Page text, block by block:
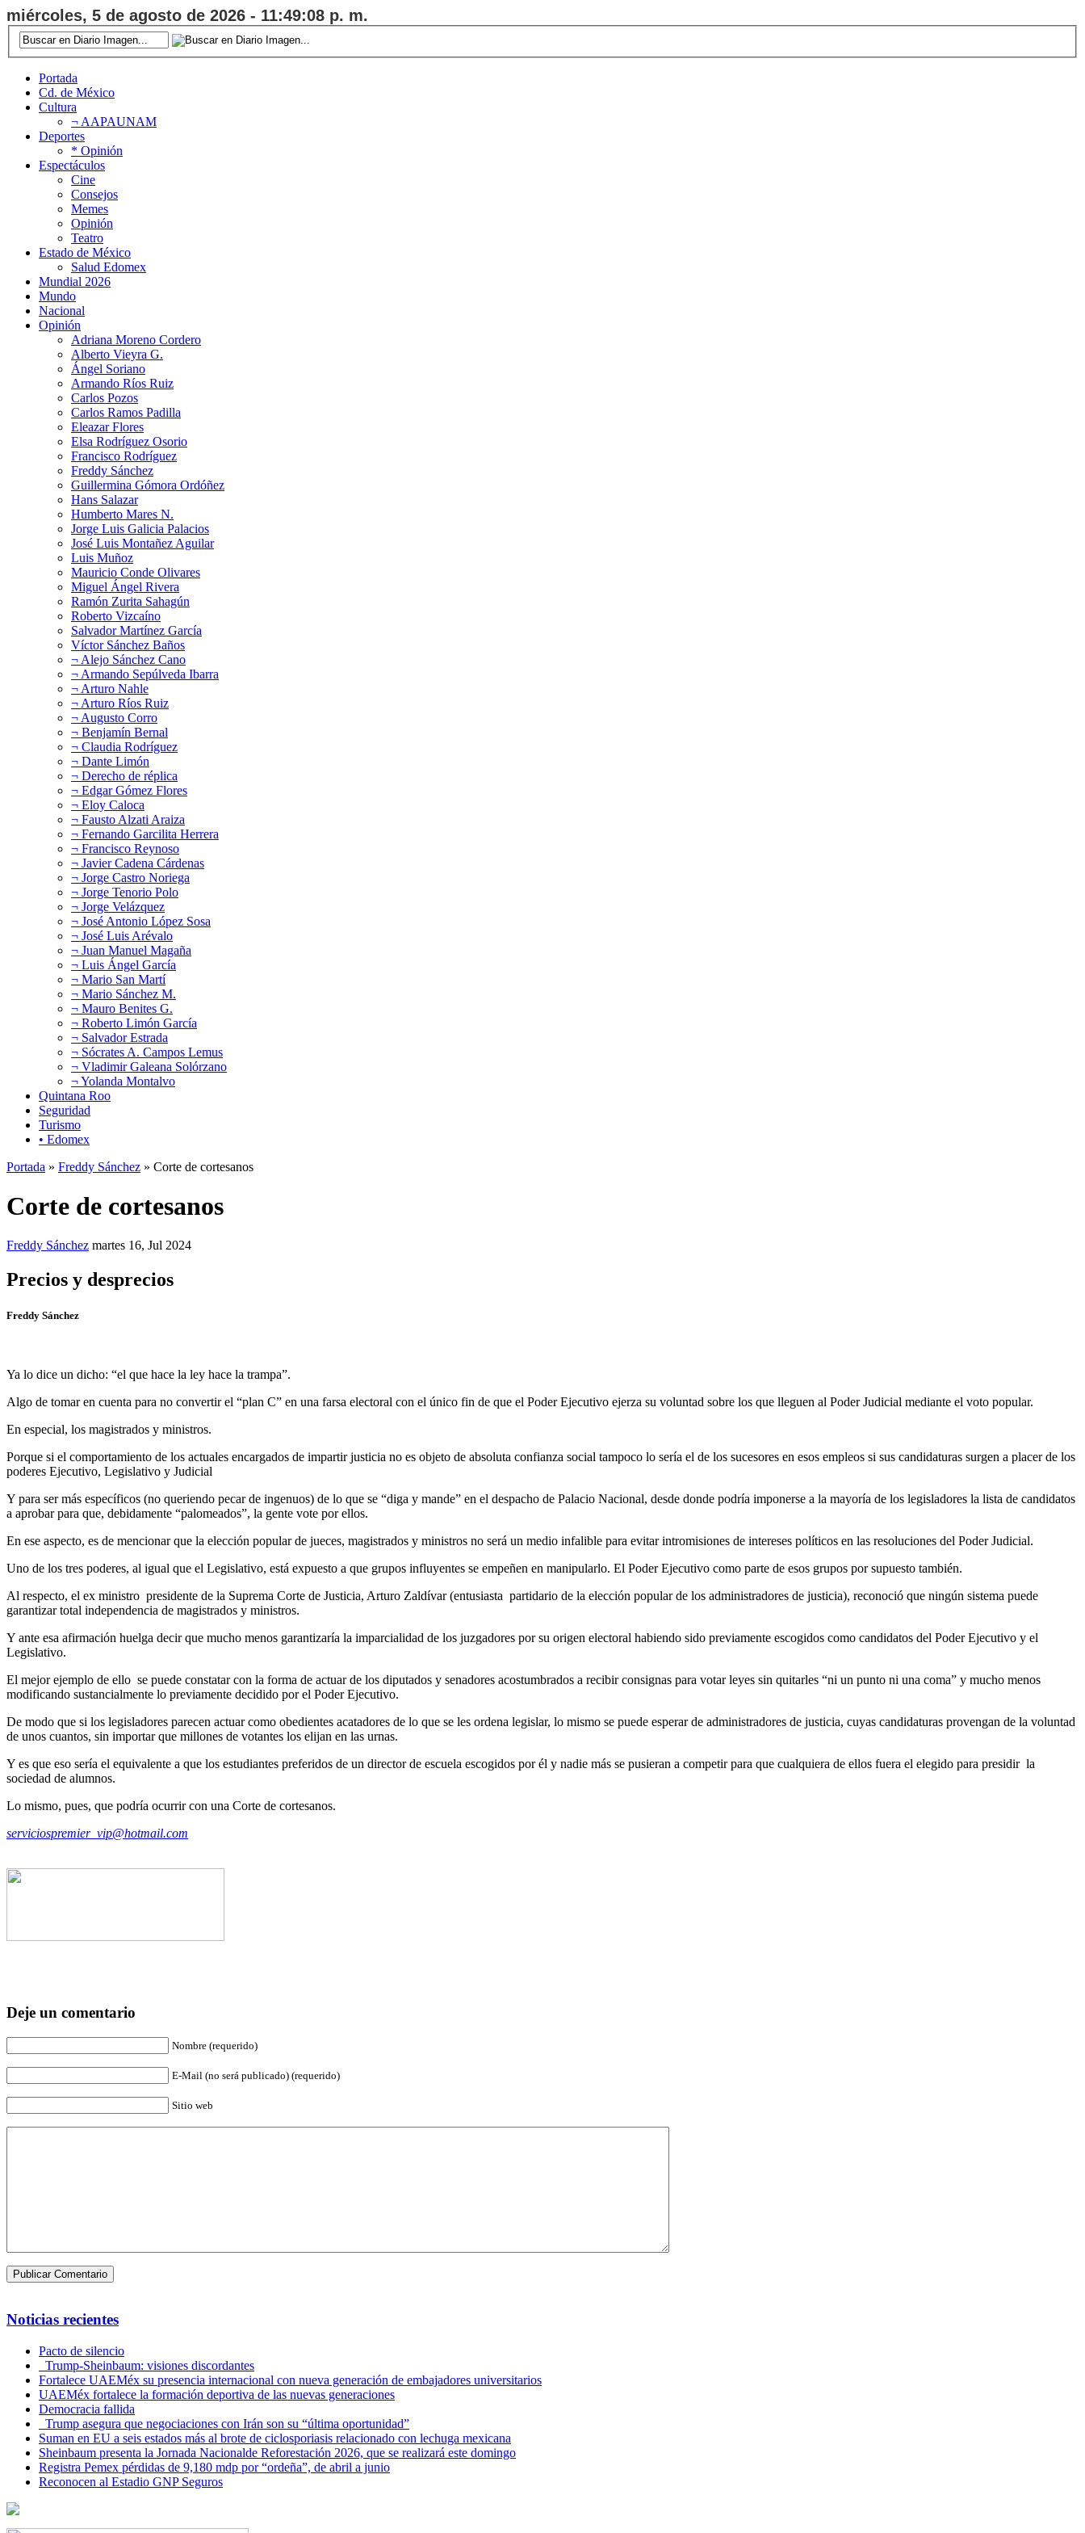
miércoles, 5 de agosto de 2026 - 11:49:09 p. m.
Portada
Cd. de México
Cultura
¬ AAPAUNAM
Deportes
* Opinión
Espectáculos
Cine
Consejos
Memes
Opinión
Teatro
Estado de México
Salud Edomex
Mundial 2026
Mundo
Nacional
Opinión
Adriana Moreno Cordero
Alberto Vieyra G.
Ángel Soriano
Armando Ríos Ruiz
Carlos Pozos
Carlos Ramos Padilla
Eleazar Flores
Elsa Rodríguez Osorio
Francisco Rodríguez
Freddy Sánchez
Guillermina Gómora Ordóñez
Hans Salazar
Humberto Mares N.
Jorge Luis Galicia Palacios
José Luis Montañez Aguilar
Luis Muñoz
Mauricio Conde Olivares
Miguel Ángel Rivera
Ramón Zurita Sahagún
Roberto Vizcaíno
Salvador Martínez García
Víctor Sánchez Baños
¬ Alejo Sánchez Cano
¬ Armando Sepúlveda Ibarra
¬ Arturo Nahle
¬ Arturo Ríos Ruiz
¬ Augusto Corro
¬ Benjamín Bernal
¬ Claudia Rodríguez
¬ Dante Limón
¬ Derecho de réplica
¬ Edgar Gómez Flores
¬ Eloy Caloca
¬ Fausto Alzati Araiza
¬ Fernando Garcilita Herrera
¬ Francisco Reynoso
¬ Javier Cadena Cárdenas
¬ Jorge Castro Noriega
¬ Jorge Tenorio Polo
¬ Jorge Velázquez
¬ José Antonio López Sosa
¬ José Luis Arévalo
¬ Juan Manuel Magaña
¬ Luis Ángel García
¬ Mario San Martí
¬ Mario Sánchez M.
¬ Mauro Benites G.
¬ Roberto Limón García
¬ Salvador Estrada
¬ Sócrates A. Campos Lemus
¬ Vladimir Galeana Solórzano
¬ Yolanda Montalvo
Quintana Roo
Seguridad
Turismo
• Edomex
Portada » Freddy Sánchez » Corte de cortesanos
Corte de cortesanos
Freddy Sánchez martes 16, Jul 2024
Precios y desprecios
Freddy Sánchez
Ya lo dice un dicho: “el que hace la ley hace la trampa”.
Algo de tomar en cuenta para no convertir el “plan C” en una farsa electoral con el único fin de que el Poder Ejecutivo ejerza su voluntad sobre los que lleguen al Poder Judicial mediante el voto popular.
En especial, los magistrados y ministros.
Porque si el comportamiento de los actuales encargados de impartir justicia no es objeto de absoluta confianza social tampoco lo sería el de los sucesores en esos empleos si sus candidaturas surgen a placer de los
poderes Ejecutivo, Legislativo y Judicial
Y para ser más específicos (no queriendo pecar de ingenuos) de lo que se “diga y mande” en el despacho de Palacio Nacional, desde donde podría imponerse a la mayoría de los legisladores la lista de candidatos
a aprobar para que, debidamente “palomeados”, la gente vote por ellos.
En ese aspecto, es de mencionar que la elección popular de jueces, magistrados y ministros no será un medio infalible para evitar intromisiones de intereses políticos en las resoluciones del Poder Judicial.
Uno de los tres poderes, al igual que el Legislativo, está expuesto a que grupos influyentes se empeñen en manipularlo. El Poder Ejecutivo como parte de esos grupos por supuesto también.
Al respecto, el ex ministro presidente de la Suprema Corte de Justicia, Arturo Zaldívar (entusiasta partidario de la elección popular de los administradores de justicia), reconoció que ningún sistema puede
garantizar total independencia de magistrados y ministros.
Y ante esa afirmación huelga decir que mucho menos garantizaría la imparcialidad de los juzgadores por su origen electoral habiendo sido previamente escogidos como candidatos del Poder Ejecutivo y el
Legislativo.
El mejor ejemplo de ello se puede constatar con la forma de actuar de los diputados y senadores acostumbrados a recibir consignas para votar leyes sin quitarles “ni un punto ni una coma” y mucho menos
modificando sustancialmente lo previamente decidido por el Poder Ejecutivo.
De modo que si los legisladores parecen actuar como obedientes acatadores de lo que se les ordena legislar, lo mismo se puede esperar de administradores de justicia, cuyas candidaturas provengan de la voluntad
de unos cuantos, sin importar que millones de votantes los elijan en las urnas.
Y es que eso sería el equivalente a que los estudiantes preferidos de un director de escuela escogidos por él y nadie más se pusieran a competir para que cualquiera de ellos fuera el elegido para presidir la
sociedad de alumnos.
Lo mismo, pues, que podría ocurrir con una Corte de cortesanos.
serviciospremier_vip@hotmail.com
Deje un comentario
Nombre (requerido)
E-Mail (no será publicado) (requerido)
Sitio web
Noticias recientes
Pacto de silencio
Trump-Sheinbaum: visiones discordantes
Fortalece UAEMéx su presencia internacional con nueva generación de embajadores universitarios
UAEMéx fortalece la formación deportiva de las nuevas generaciones
Democracia fallida
Trump asegura que negociaciones con Irán son su “última oportunidad”
Suman en EU a seis estados más al brote de ciclosporiasis relacionado con lechuga mexicana
Sheinbaum presenta la Jornada Nacionalde Reforestación 2026, que se realizará este domingo
Registra Pemex pérdidas de 9,180 mdp por “ordeña”, de abril a junio
Reconocen al Estadio GNP Seguros